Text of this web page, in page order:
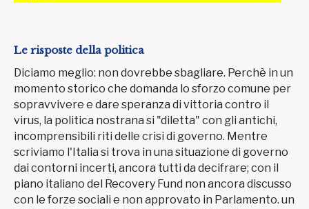
Le risposte della politica
Diciamo meglio: non dovrebbe sbagliare. Perchè in un
momento storico che domanda lo sforzo comune per
sopravvivere e dare speranza di vittoria contro il
virus, la politica nostrana si "diletta" con gli antichi,
incomprensibili riti delle crisi di governo. Mentre
scriviamo l'Italia si trova in una situazione di governo
dai contorni incerti, ancora tutti da decifrare; con il
piano italiano del Recovery Fund non ancora discusso
con le forze sociali e non approvato in Parlamento. un